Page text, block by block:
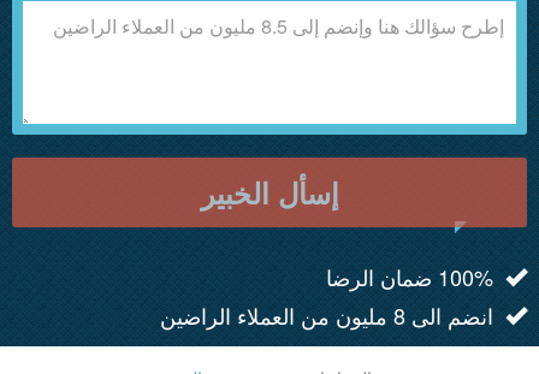
إسأل الخبير
100% ضمان الرضا
انضم الى 8 مليون من العملاء الراضين